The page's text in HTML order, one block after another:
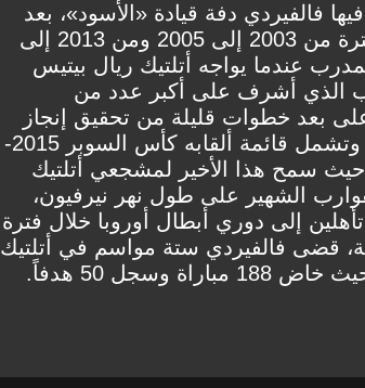
فالفيردي دفة قيادة «الأسود»، بعد
أن سبق له تدريب النادي في الفترة من 2003 إلى 2005 ومن 2013 إلى
إلى 495 مباراة كمدرب عندما يواجه أتلتيك ريال بيتيس
الذي أشرف على أكبر عدد من
على بعد خطوات قليلة من تحقيق إنجاز
رائع هو الوصول إلى 500 مباراة. وتشمل قائمة ألقابه كأس السوبر 2015-
وكأس الملك 2023-2024، حيث سمح هذا الأخير لمشجعي أتلتيك
الشهير على طول نهر نيرفيون،
كما حقق تأهلين إلى دوري أبطال أوروبا خلال فترة
قضى فالفيردي ستة مواسم في أتلتيك
كلاعب بين عامي 1990 و1996، حيث خاض 188 مباراة وسجل 50 هدفاً.